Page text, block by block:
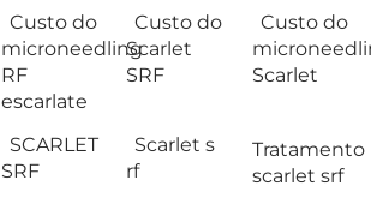
Custo do
microneedling
RF
escarlate
Custo do
Scarlet
SRF
Custo do
Scarlet
SCARLET
SRF
Scarlet s
rf
Tratamento
scarlet srf